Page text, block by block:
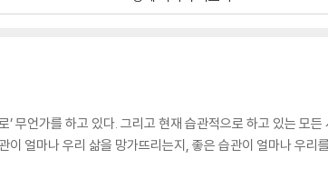
’ 무언가를 하고 있다. 그리고 현재 습관적으로 하고 있는 모
이 얼마나 우리 삶을 망가뜨리는지, 좋은 습관이 얼마나 우